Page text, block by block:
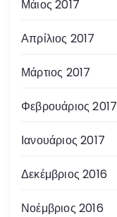
Μάιος 2017
Απρίλιος 2017
Μάρτιος 2017
Φεβρουάριος 2017
Ιανουάριος 2017
Δεκέμβριος 2016
Νοέμβριος 2016